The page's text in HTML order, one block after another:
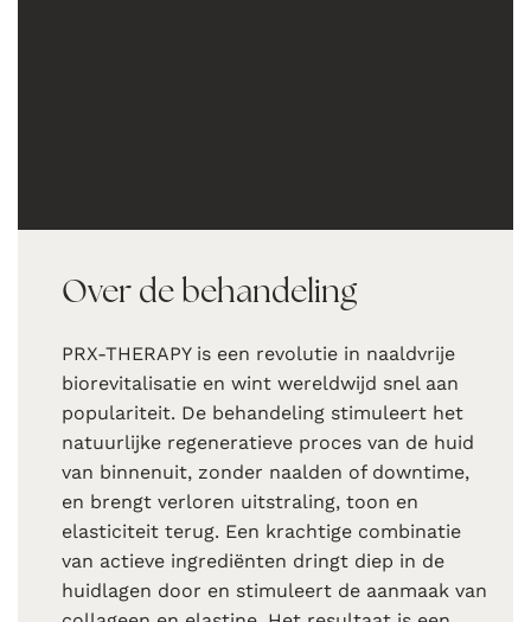
Over de behandeling
PRX-THERAPY is een revolutie in naaldvrije
biorevitalisatie en wint wereldwijd snel aan
populariteit. De behandeling stimuleert het
natuurlijke regeneratieve proces van de huid
van binnenuit, zonder naalden of downtime,
en brengt verloren uitstraling, toon en
elasticiteit terug. Een krachtige combinatie
van actieve ingrediënten dringt diep in de
huidlagen door en stimuleert de aanmaak van